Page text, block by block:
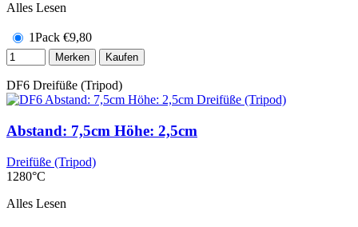
Alles Lesen
1Pack €9,80
Merken Kaufen
DF6 Dreifüße (Tripod)
Abstand: 7,5cm Höhe: 2,5cm
Dreifüße (Tripod)
1280°C
Alles Lesen